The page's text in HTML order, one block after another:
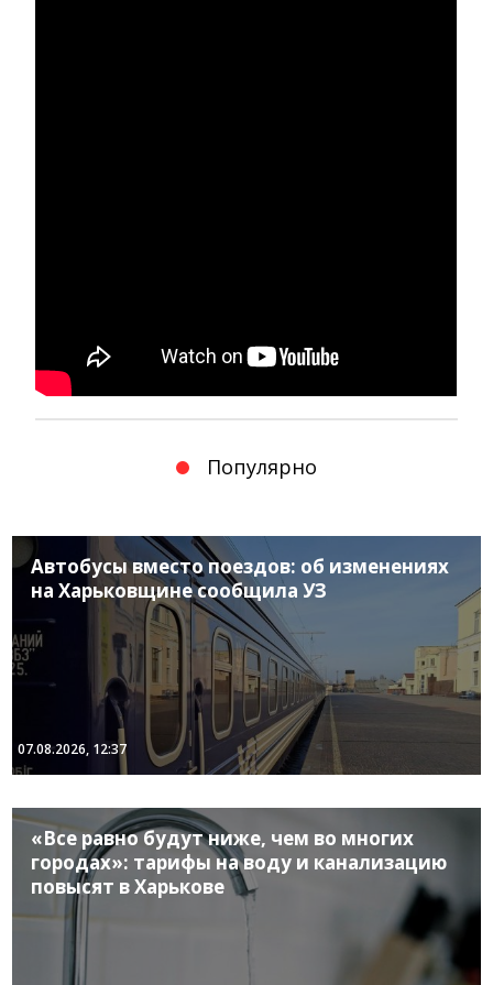
Популярно
Автобусы вместо поездов: об изменениях
на Харьковщине сообщила УЗ
07.08.2026, 12:37
«Все равно будут ниже, чем во многих
городах»: тарифы на воду и канализацию
повысят в Харькове